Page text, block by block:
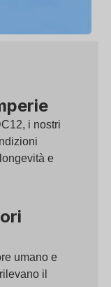
i nostri
e
umano e
il